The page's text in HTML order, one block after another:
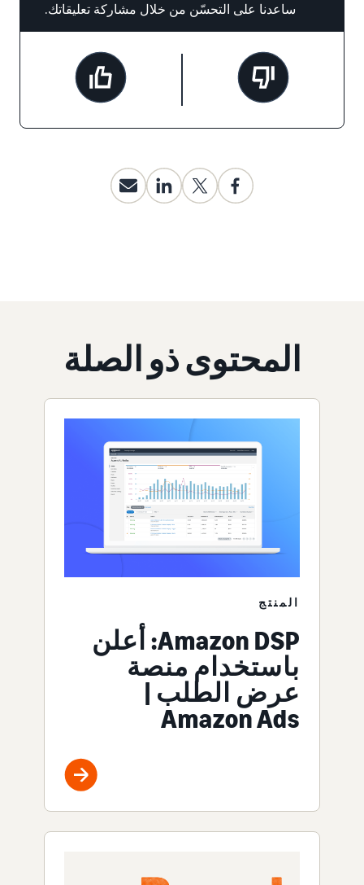
ساعدنا على التحسّن من خلال مشاركة تعليقاتك.
المحتوى ذو الصلة
المنتج
Amazon DSP: أعلن
باستخدام منصة
عرض الطلب |
Amazon Ads